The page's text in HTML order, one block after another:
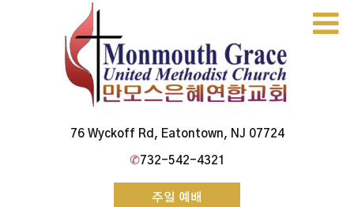
content
Monmouth Grace Church76 Wyckoff Rd, Eatontown, NJ 07724
✆732-542-4321
주일 예배